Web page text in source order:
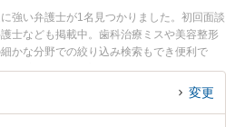
強い弁護士が1名見つかりました。初回面談
士なども掲載中。歯科治療ミスや美容整形
かな分野での絞り込み検索もでき便利で
聡宏弁護士のプロフィール情報や弁護士費
『野田市で土日や夜間に発生した医療・介
変更